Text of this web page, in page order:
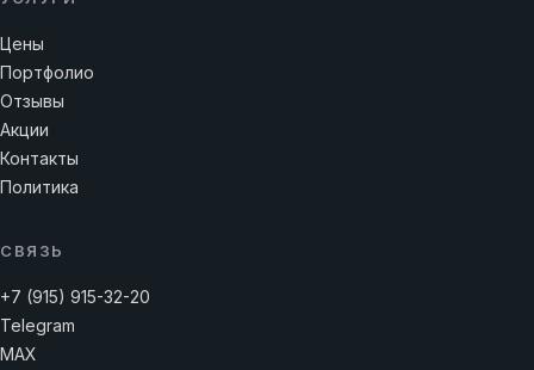
Цены
Портфолио
Отзывы
Акции
Контакты
Политика
СВЯЗЬ
+7 (915) 915-32-20
Telegram
MAX